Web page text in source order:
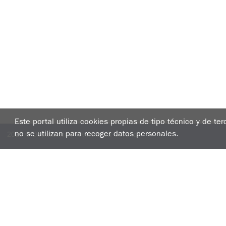
Este portal utiliza cookies propias de tipo técnico y de
no se utilizan para recoger datos personales.
2020 © Deputación Provincial da Coruña